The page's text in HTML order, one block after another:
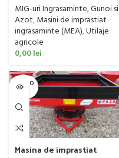
model PTP
MIG-uri Ingrasaminte, Gunoi si
Azot,Masini de imprastiat
ingrasaminte (MEA),Utilaje
agricole
0,00lei
SOLD O
UT
Masina de imprastiat